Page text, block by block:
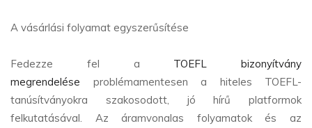
A vásárlási folyamat egyszerűsítése
Fedezze fel a TOEFL bizonyítvány
megrendelése problémamentesen a hiteles TOEFL-
tanúsítványokra szakosodott, jó hírű platformok
felkutatásával. Az áramvonalas folyamatok és az